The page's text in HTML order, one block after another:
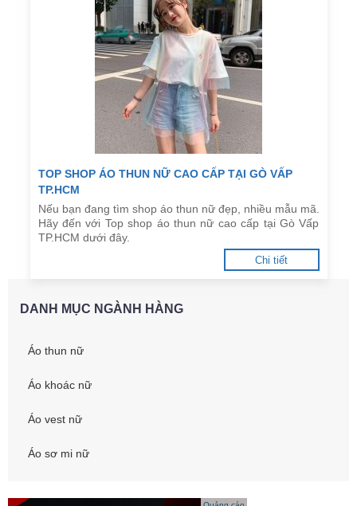
TOP SHOP ÁO THUN NỮ CAO CẤP TẠI GÒ VẤP
TP.HCM
Nếu bạn đang tìm shop áo thun nữ đẹp, nhiều mẫu mã.
Hãy đến với Top shop áo thun nữ cao cấp tại Gò Vấp
TP.HCM dưới đây.
Chi tiết
DANH MỤC NGÀNH HÀNG
Áo thun nữ
Áo khoác nữ
Áo vest nữ
Áo sơ mi nữ